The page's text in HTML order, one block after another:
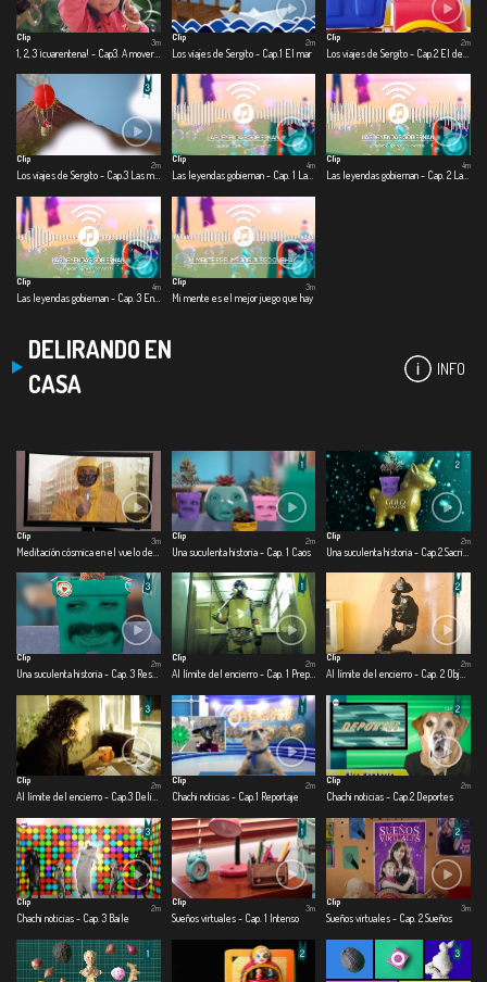
Clip
3m
Clip
Los viajes de Sergito - Cap.1 El mar
2m
Clip
2m
Clip
2m
Clip
Las leyendas gobiernan - Cap. 1 Las leyendas gobiernan
4m
Clip
4m
Clip
4m
Clip
Mi mente es el mejor juego que hay
3m
DELIRANDO EN
CASA
INFO
Clip
3m
Clip
Una suculenta historia - Cap. 1 Caos
2m
Clip
2m
Clip
2m
Clip
Al límite del encierro - Cap. 1 Preparado para la guerra
2m
Clip
2m
Clip
2m
Clip
Chachi noticias - Cap.1 Reportaje
2m
Clip
Chachi noticias - Cap.2 Deportes
2m
Clip
Chachi noticias - Cap. 3 Baile
2m
Clip
Sueños virtuales - Cap. 1 Intenso
3m
Clip
Sueños virtuales - Cap. 2 Sueños
3m